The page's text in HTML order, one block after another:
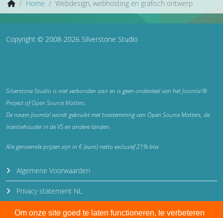
Om onze site goed te laten functioneren, te verbeteren
Home Webdesign, webhosting en grafisch ontwerp
Copyright © 2008-2026 Silverstone Studio
Silverstone Studio is niet verbonden aan en is geen onderdeel van hetJoomla!®
Project ofOpen Source Matters.
De naam Joomla! wordt gebruikt met toestemming van Open Source Matters, de
licentiehouder in de VS en andere landen.
Alle genoemde prijzen zijn in € (euro) netto exclusief 21% btw
Algemene Voorwaarden
Privacy statement NL
Privacy statement EN